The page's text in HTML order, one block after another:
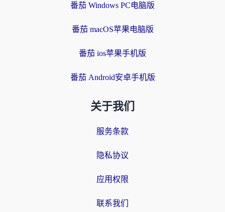
番茄 Windows PC电脑版
番茄 macOS苹果电脑版
番茄 ios苹果手机版
番茄 Android安卓手机版
关于我们
服务条款
隐私协议
应用权限
联系我们